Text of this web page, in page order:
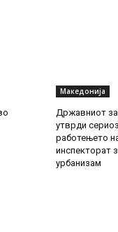
Македонија
Државниот
утврди
работењето
инспекторат
урбанизам